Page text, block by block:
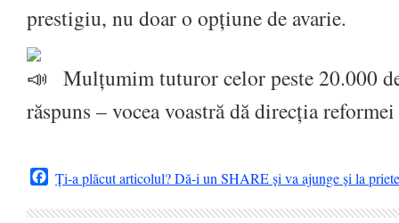
prestigiu, nu doar o opțiune de avarie.
Mulțumim tuturor celor peste 20.000
răspuns – vocea voastră dă direcția
Facebook
Ți-a plăcut articolul? Dă-i un SHARE și va ajunge și la